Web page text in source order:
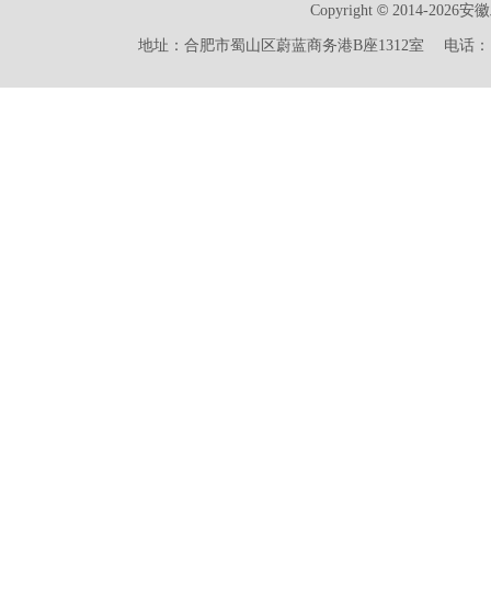
Copyright ©2014-2026安
地址：合肥市蜀山区蔚蓝商务港B座1312室 电话